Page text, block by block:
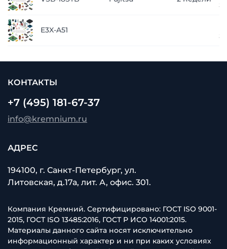
E3X-A51
КОНТАКТЫ
+7 (495) 181-67-37
info@kremnium.ru
АДРЕС
194100, г. Санкт-Петербург, ул.
Литовская, д.17а, лит. А, офис. 301.
Компания Кремний. Сертифицировано: ГОСТ ISO 9001-
2015, ГОСТ ISO 13485:2016, ГОСТ Р ИСО 14001:2015.
Материалы данного сайта носят исключительно
информационный характер и ни при каких условиях